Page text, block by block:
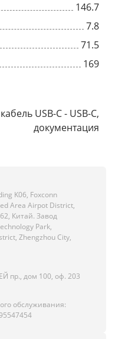
146.7
7.8
71.5
169
кабель USB-C - USB-C,
документация
K06, Foxconn
Area Airpot District,
Китай. Завод
Park,
Zhengzhou City,
пр., дом 100, оф. 203
обслуживания: